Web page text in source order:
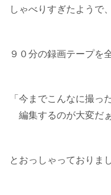
しゃべりすぎたようで、
９０分の録画テープを
「今までこんなに撮っ
編集するのが大変だぁ
とおっしゃっておりま